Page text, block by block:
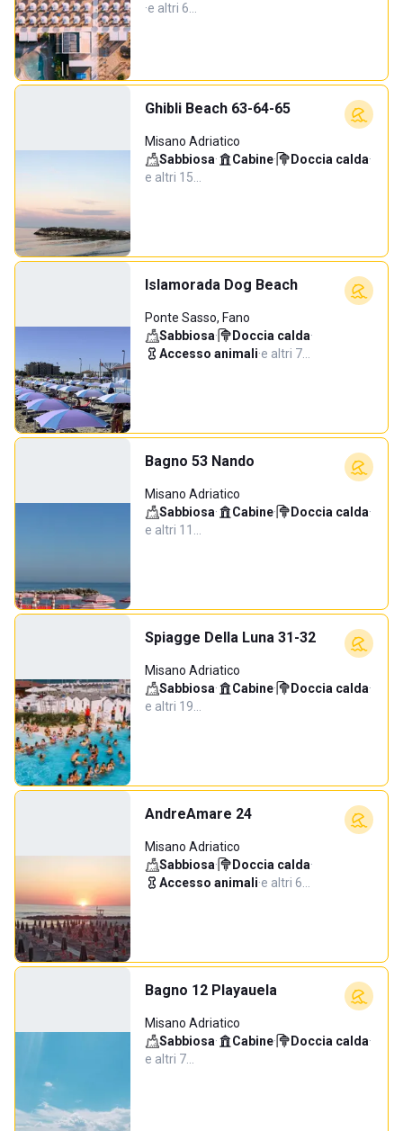
·e altri 6…
Ghibli Beach 63-64-65
Misano Adriatico
Sabbiosa· Cabine· Doccia calda·
e altri 15…
Islamorada Dog Beach
Ponte Sasso, Fano
Sabbiosa· Doccia calda·
Accesso animali·e altri 7…
Bagno 53 Nando
Misano Adriatico
Sabbiosa· Cabine· Doccia calda·
e altri 11…
Spiagge Della Luna 31-32
Misano Adriatico
Sabbiosa· Cabine· Doccia calda·
e altri 19…
AndreAmare 24
Misano Adriatico
Sabbiosa· Doccia calda·
Accesso animali·e altri 6…
Bagno 12 Playauela
Misano Adriatico
Sabbiosa· Cabine· Doccia calda·
e altri 7…